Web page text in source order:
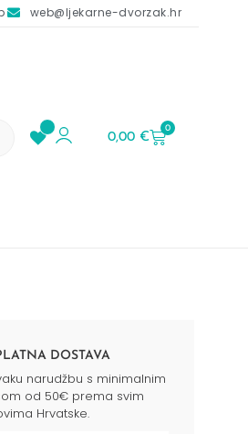
web@ljekarne-dvorzak.hr
0,00€
0
DOSTAVA
narudžbu s minimalnim
od 50€ prema svim
Hrvatske.